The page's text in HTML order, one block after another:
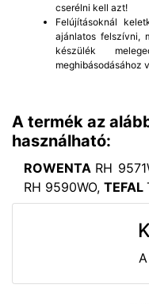
cserélni kell azt!
Felújításoknál
ajánlatos felszívni,
készülék
meghibásodásához
A termék az
használható:
ROWENTA RH
RH 9590WO, TEFAL